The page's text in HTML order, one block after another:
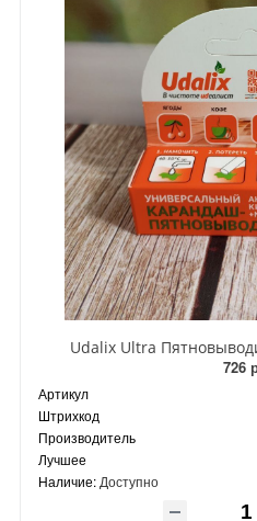
Udalix Ultra
726
Артикул
Штрихкод
Производитель
Лучшее
Наличие: Доступно